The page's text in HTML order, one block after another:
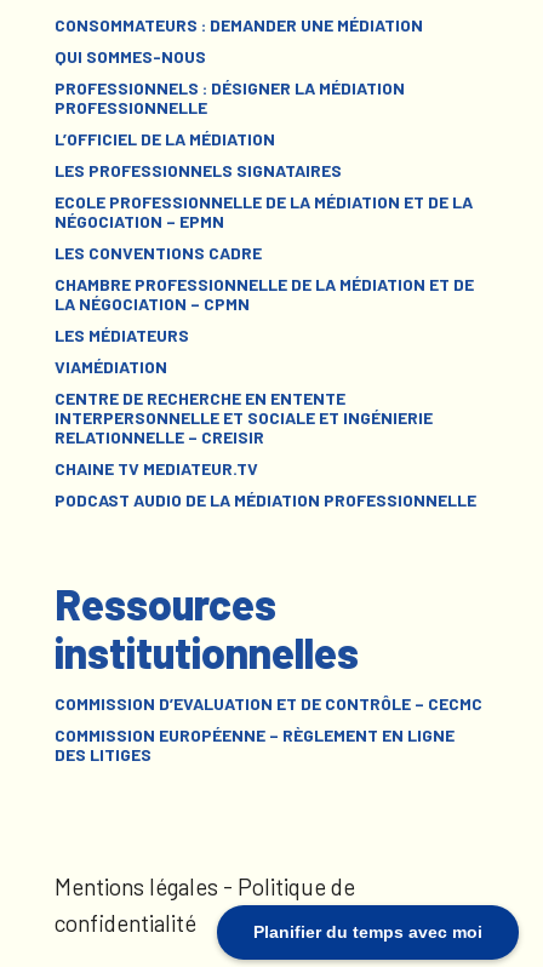
Planifier du temps avec moi
CONSOMMATEURS : DEMANDER UNE MÉDIATION
QUI SOMMES-NOUS
PROFESSIONNELS : DÉSIGNER LA MÉDIATION
PROFESSIONNELLE
L’OFFICIEL DE LA MÉDIATION
LES PROFESSIONNELS SIGNATAIRES
ECOLE PROFESSIONNELLE DE LA MÉDIATION ET DE LA
NÉGOCIATION – EPMN
LES CONVENTIONS CADRE
CHAMBRE PROFESSIONNELLE DE LA MÉDIATION ET DE
LA NÉGOCIATION – CPMN
LES MÉDIATEURS
VIAMÉDIATION
CENTRE DE RECHERCHE EN ENTENTE
INTERPERSONNELLE ET SOCIALE ET INGÉNIERIE
RELATIONNELLE – CREISIR
CHAINE TV MEDIATEUR.TV
PODCAST AUDIO DE LA MÉDIATION PROFESSIONNELLE
Ressources
institutionnelles
COMMISSION D’EVALUATION ET DE CONTRÔLE – CECMC
COMMISSION EUROPÉENNE – RÈGLEMENT EN LIGNE
DES LITIGES
Mentions légales - Politique de
confidentialité